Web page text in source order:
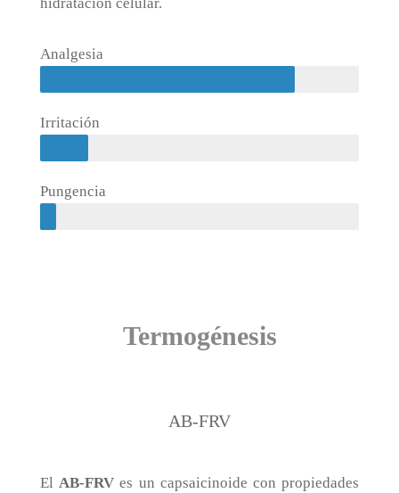
Analgesia
Irritación
Pungencia
Termogénesis
AB-FRV
ElAB-FRV es un capsaicinoide con propiedades